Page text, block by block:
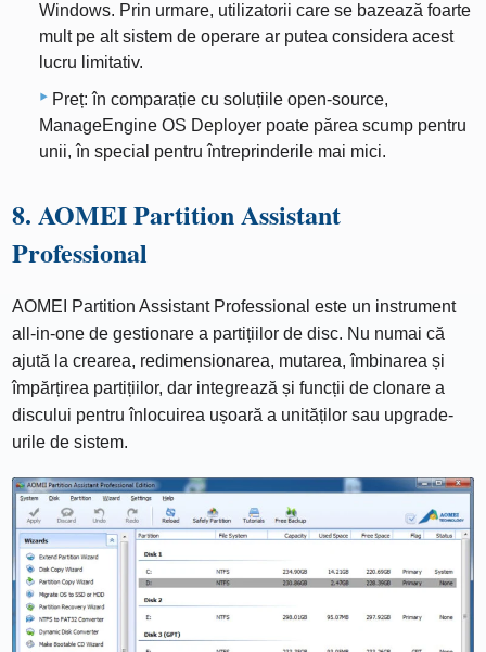
Windows. Prin urmare, utilizatorii care se bazează foarte
mult pe alt sistem de operare ar putea considera acest
lucru limitativ.
Preț: în comparație cu soluțiile open-source,
ManageEngine OS Deployer poate părea scump pentru
unii, în special pentru întreprinderile mai mici.
8. AOMEI Partition Assistant
Professional
AOMEI Partition Assistant Professional este un instrument
all-in-one de gestionare a partițiilor de disc. Nu numai că
ajută la crearea, redimensionarea, mutarea, îmbinarea și
împărțirea partițiilor, dar integrează și funcții de clonare a
discului pentru înlocuirea ușoară a unităților sau upgrade-
urile de sistem.